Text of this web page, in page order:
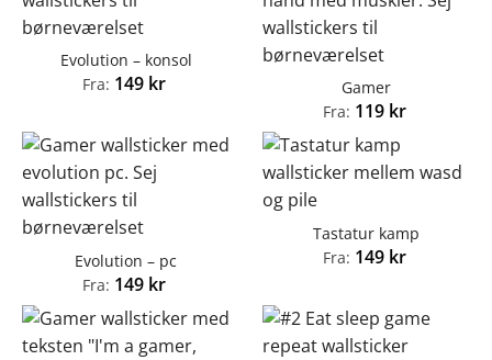
Evolution – konsol
Fra: 149 kr
Gamer
Fra: 119 kr
Evolution – pc
Fra: 149 kr
Tastatur kamp
Fra: 149 kr